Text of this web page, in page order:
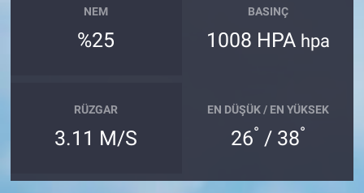
NEM
%25
BASINÇ
1008 HPA hpa
RÜZGAR
3.11 M/S
EN DÜŞÜK / EN YÜKSEK
26° / 38°